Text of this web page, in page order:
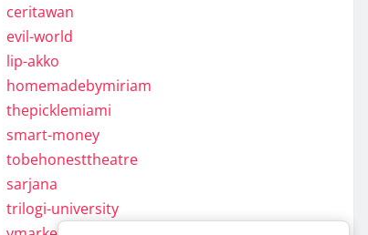
ceritawan
evil-world
lip-akko
homemadebymiriam
thepicklemiami
smart-money
tobehonesttheatre
sarjana
trilogi-university